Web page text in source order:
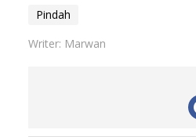
Pindah
Writer: Marwan